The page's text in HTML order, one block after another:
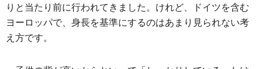
りと当たり前に行われてきました。けれど、ドイツを含む
ヨーロッパで、身長を基準にするのはあまり見られない考
え方です。